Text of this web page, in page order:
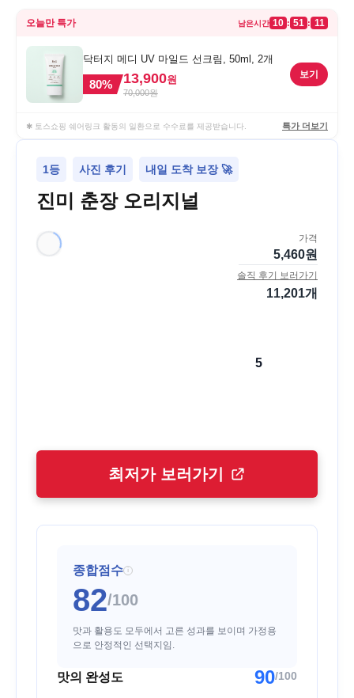
오늘만 특가 남은시간 10 : 51 : 11
닥터지 메디 UV 마일드 선크림, 50ml, 2개
80% 13,900원
70,000원
보기
✱ 토스쇼핑 쉐어링크 활동의 일환으로 수수료를 제공받습니다. 특가 더보기
1등 사진 후기 내일 도착 보장 🚀
진미 춘장 오리지널
가격
5,460원
솔직 후기 보러가기
11,201개
5
최저가 보러가기
종합점수 i
82/100
맛과 활용도 모두에서 고른 성과를 보이며 가정용
으로 안정적인 선택지임.
맛의 완성도 90/100